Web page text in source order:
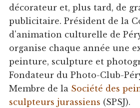
décorateur et, plus tard, de
publicitaire. Président de la
d'animation culturelle de
organise chaque année une
peinture, sculpture et
Fondateur du Photo-Club-
Membre de la Société des
sculpteurs jurassiens (SPSJ).